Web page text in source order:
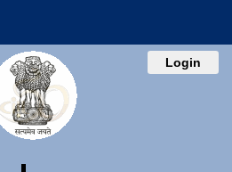
Login